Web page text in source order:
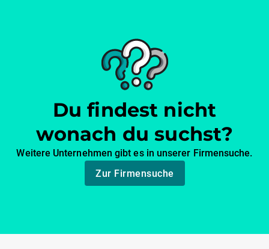
Du findest nicht
wonach du suchst?
Weitere Unternehmen gibt es in unserer Firmensuche.
Zur Firmensuche